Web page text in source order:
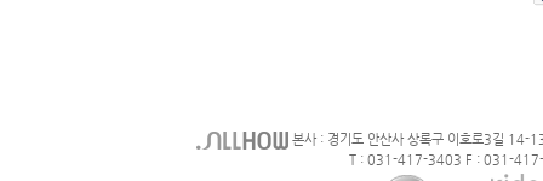
본사 : 경기도 안산사 상록구 이호로3길 14-
T : 031-417-3403 F : 031-